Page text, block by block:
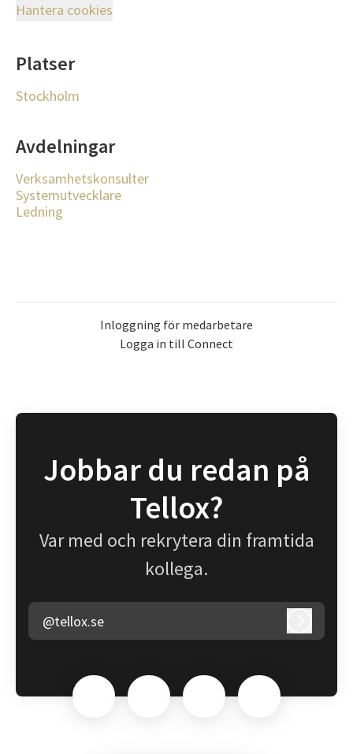
Hantera cookies
Platser
Stockholm
Avdelningar
Verksamhetskonsulter
Systemutvecklare
Ledning
Inloggning för medarbetare
Logga in till Connect
Jobbar du redan på
Tellox?
Var med och rekrytera din framtida
kollega.
@tellox.se